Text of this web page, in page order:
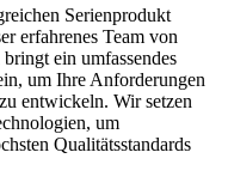
Serienprodukt
erfahrenes Team von
ein umfassendes
um Ihre Anforderungen
entwickeln. Wir setzen
um
Qualitätsstandards